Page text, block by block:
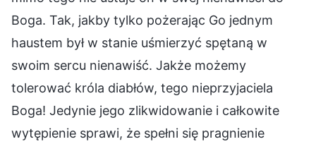
Boga. Tak, jakby tylko pożerając Go jednym
haustem był w stanie uśmierzyć spętaną w
swoim sercu nienawiść. Jakże możemy
tolerować króla diabłów, tego nieprzyjaciela
Boga! Jedynie jego zlikwidowanie i całkowite
wytępienie sprawi, że spełni się pragnienie